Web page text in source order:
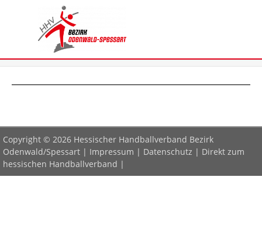
Copyright © 2026 Hessischer Handballverband Bezirk
Odenwald/Spessart | Impressum | Datenschutz | Direkt zum
hessischen Handballverband |